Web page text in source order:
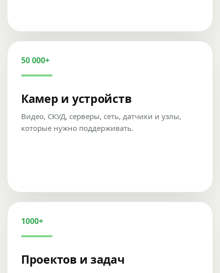
50 000+
Камер и устройств
Видео, СКУД, серверы, сеть, датчики и узлы,
которые нужно поддерживать.
1000+
Проектов и задач